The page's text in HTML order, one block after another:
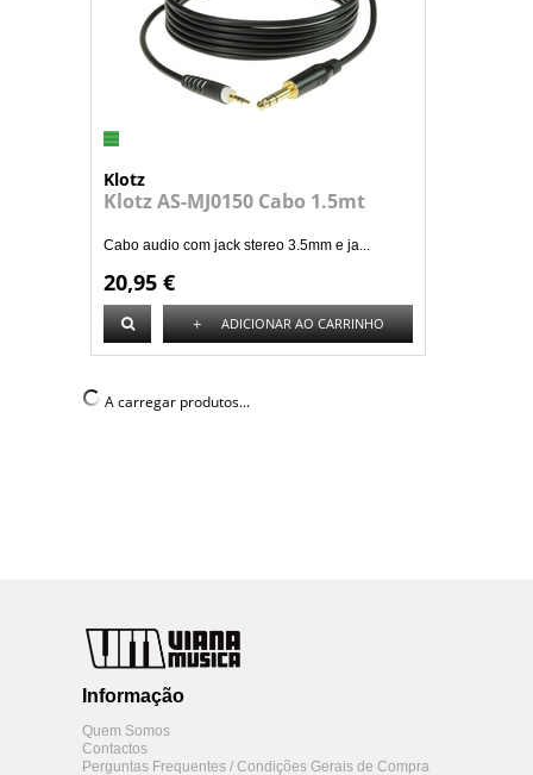
Klotz
Klotz AS-MJ0150 Cabo 1.5mt
Cabo audio com jack stereo 3.5mm e ja...
20,95 €
+ ADICIONAR AO CARRINHO
Klotz
Klotz AS-MJ0300 Cabo 3mt
Cabo audio com jack stereo 3.5mm e ja...